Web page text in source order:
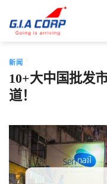
新闻
10+大中国批发
道！